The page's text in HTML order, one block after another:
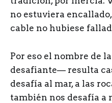
no estuviera
cable no hubiese
Por eso el nombre de
desafiante— resulta
desafía al mar, a las
también nos desafía a